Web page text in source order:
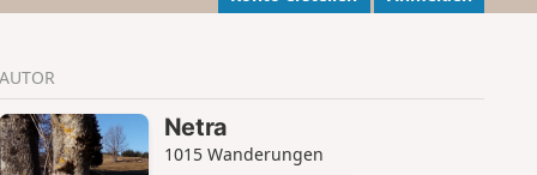
n
AUTOR
Netra
1015 Wanderungen